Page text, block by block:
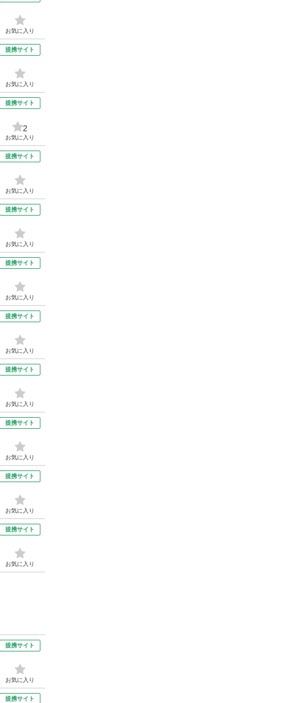
お気に入り
提携サイト
お気に入り
提携サイト
2
お気に入り
提携サイト
お気に入り
提携サイト
お気に入り
提携サイト
お気に入り
提携サイト
お気に入り
提携サイト
お気に入り
提携サイト
お気に入り
提携サイト
お気に入り
提携サイト
お気に入り
提携サイト
お気に入り
提携サイト